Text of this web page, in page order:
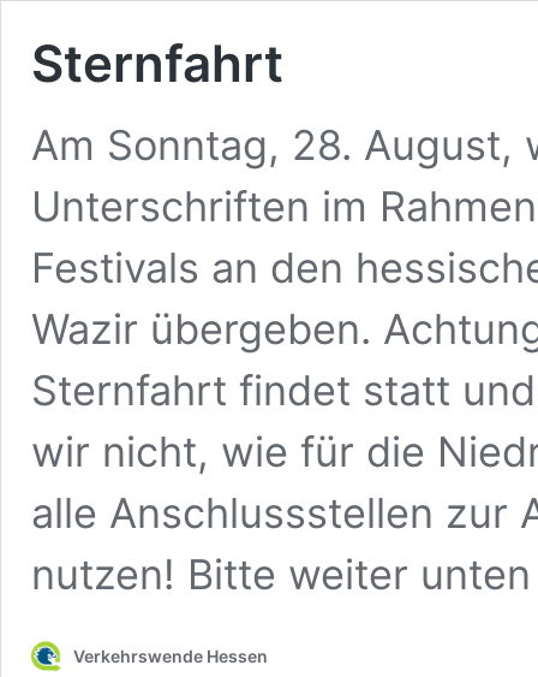
Sternfahrt
Am Sonntag, 28.
Unterschriften im
Festivals an den
Wazir übergeben.
Sternfahrt findet statt
wir nicht, wie für die
alle Anschlussstellen zur
nutzen! Bitte weiter
Verkehrswende Hessen